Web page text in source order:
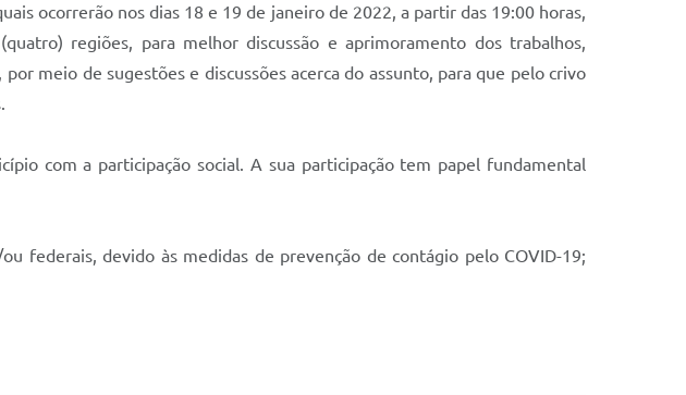
ocorrerão nos dias 18 e 19 de janeiro de 2022, a partir das 19:00 horas,
regiões, para melhor discussão e aprimoramento dos trabalhos,
meio de sugestões e discussões acerca do assunto, para que pelo crivo
com a participação social. A sua participação tem papel fundamental
federais, devido às medidas de prevenção de contágio pelo COVID-19;